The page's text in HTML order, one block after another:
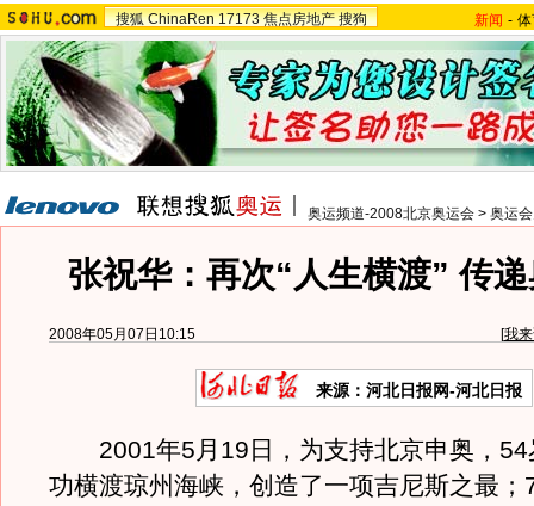
搜狐 ChinaRen 17173 焦点房地产 搜狗 新闻 -
奥运频道-2008北京奥运会 > 奥运
张祝华：再次“人生横渡” 传
2008年05月07日10:15 [我
来源：河北日报网-河北日报
2001年5月19日，为支持北京申奥，54
功横渡琼州海峡，创造了一项吉尼斯之最；